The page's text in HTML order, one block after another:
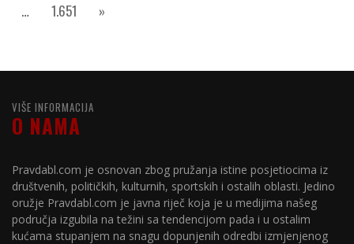
…
1.651 »
VIŠE INFORMACIJA
O NAMA
Pravdabl.com je osnovan zbog pružanja istine posjetiocima iz
društvenih, političkih, kulturnih, sportskih i ostalih oblasti. Jedino
oružje Pravdabl.com je javna riječ koja je u medijima našeg
područja izgubila na težini sa tendencijom pada i u ostalim
kućama stupanjem na snagu dopunjenih odredbi izmjenjenog